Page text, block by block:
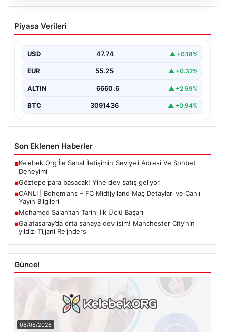
07.08.2026
Göztepe para basacak! Yine dev satış
geliyor
Piyasa Verileri
USD 47.74 ▲ +0.18%
EUR 55.25 ▲ +0.32%
ALTIN 6660.6 ▲ +2.59%
BTC 3091436 ▲ +0.94%
Son Eklenen Haberler
■Kelebek.Org İle Sanal İletişimin Seviyeli Adresi Ve Sohbet
Deneyimi
■Göztepe para basacak! Yine dev satış geliyor
■CANLI | Bohemians – FC Midtjylland Maç Detayları ve Canlı
Yayın Bilgileri
■Mohamed Salah’tan Tarihi İlk Üçlü Başarı
■Galatasaray’da orta sahaya dev isim! Manchester City’nin
yıldızı Tijjani Reijnders
Güncel
08/08/2026